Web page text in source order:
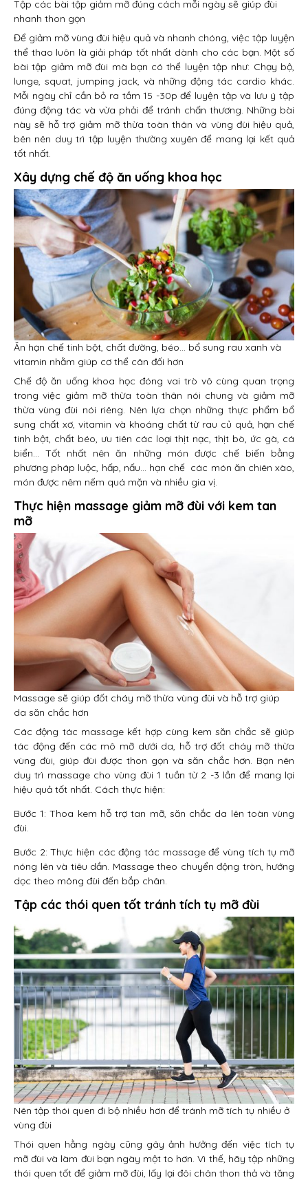
Tập các bài tập giảm mỡ đúng cách mỗi ngày sẽ giúp đùi
nhanh thon gọn
Để giảm mỡ vùng đùi hiệu quả và nhanh chóng, việc tập luyện
thể thao luôn là giải pháp tốt nhất dành cho các bạn. Một số
bài tập giảm mỡ đùi mà bạn có thể luyện tập như: Chạy bộ,
lunge, squat, jumping jack, và những động tác cardio khác.
Mỗi ngày chỉ cần bỏ ra tầm 15 -30p để luyện tập và lưu ý tập
đúng động tác và vừa phải để tránh chấn thương. Những bài
này sẽ hỗ trợ giảm mỡ thừa toàn thân và vùng đùi hiệu quả,
bên nên duy trì tập luyện thường xuyên để mang lại kết quả
tốt nhất.
Xây dựng chế độ ăn uống khoa học
Ăn hạn chế tinh bột, chất đường, béo… bổ sung rau xanh và
vitamin nhằm giúp cơ thể cân đối hơn
Chế độ ăn uống khoa học đóng vai trò vô cùng quan trọng
trong việc giảm mỡ thừa toàn thân nói chung và giảm mỡ
thừa vùng đùi nói riêng. Nên lựa chọn những thực phẩm bổ
sung chất xơ, vitamin và khoáng chất từ rau củ quả, hạn chế
tinh bột, chất béo, ưu tiên các loại thịt nạc, thịt bò, ức gà, cá
biển… Tốt nhất nên ăn những món được chế biến bằng
phương pháp luộc, hấp, nấu… hạn chế các món ăn chiên xào,
món được nêm nếm quá mặn và nhiều gia vị.
Thực hiện massage giảm mỡ đùi với kem tan
mỡ
Massage sẽ giúp đốt cháy mỡ thừa vùng đùi và hỗ trợ giúp
da săn chắc hơn
Các động tác massage kết hợp cùng kem săn chắc sẽ giúp
tác động đến các mô mỡ dưới da, hỗ trợ đốt cháy mỡ thừa
vùng đùi, giúp đùi được thon gọn và săn chắc hơn. Bạn nên
duy trì massage cho vùng đùi 1 tuần từ 2 -3 lần để mang lại
hiệu quả tốt nhất. Cách thực hiện:
Bước 1: Thoa kem hỗ trợ tan mỡ, săn chắc da lên toàn vùng
đùi.
Bước 2: Thực hiện các động tác massage để vùng tích tụ mỡ
nóng lên và tiêu dần. Massage theo chuyển động tròn, hướng
dọc theo mông đùi đến bắp chân.
Tập các thói quen tốt tránh tích tụ mỡ đùi
Nên tập thói quen đi bộ nhiều hơn để tránh mỡ tích tụ nhiều ở
vùng đùi
Thói quen hằng ngày cũng gây ảnh hưởng đến việc tích tụ
mỡ đùi và làm đùi bạn ngày một to hơn. Vì thế, hãy tập những
thói quen tốt để giảm mỡ đùi, lấy lại đôi chân thon thả và tăng